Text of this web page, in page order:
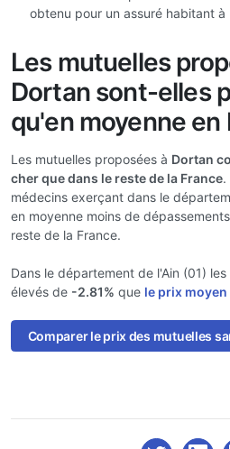
obtenu pour un assuré habitant à
Les mutuelles
Dortan sont-elles
qu'en moyenne en
Les mutuelles proposées à Dortan
cher que dans le reste de la France.
médecins exerçant dans le
en moyenne moins de
reste de la France.
Dans le département de l'Ain (01)
élevés de -2.81% que le prix moyen
Comparer le prix des mutuelles